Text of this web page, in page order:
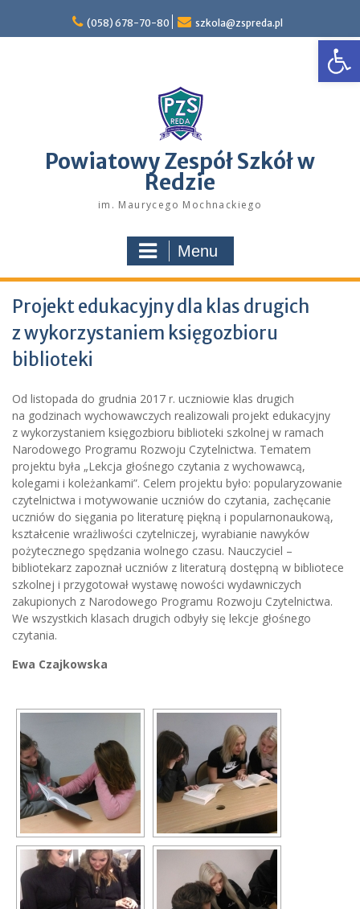
content
(058) 678-70-80 szkola@zspreda.pl
Powiatowy Zespół Szkół w
Redzie
im. Maurycego Mochnackiego
Menu
Projekt edukacyjny dla klas drugich
z wykorzystaniem księgozbioru
biblioteki
Od listopada do grudnia 2017 r. uczniowie klas drugich
na godzinach wychowawczych realizowali projekt edukacyjny
z wykorzystaniem księgozbioru biblioteki szkolnej w ramach
Narodowego Programu Rozwoju Czytelnictwa. Tematem
projektu była „Lekcja głośnego czytania z wychowawcą,
kolegami i koleżankami”. Celem projektu było: popularyzowanie
czytelnictwa i motywowanie uczniów do czytania, zachęcanie
uczniów do sięgania po literaturę piękną i popularnonaukową,
kształcenie wrażliwości czytelniczej, wyrabianie nawyków
pożytecznego spędzania wolnego czasu. Nauczyciel –
bibliotekarz zapoznał uczniów z literaturą dostępną w bibliotece
szkolnej i przygotował wystawę nowości wydawniczych
zakupionych z Narodowego Programu Rozwoju Czytelnictwa.
We wszystkich klasach drugich odbyły się lekcje głośnego
czytania.
Ewa Czajkowska